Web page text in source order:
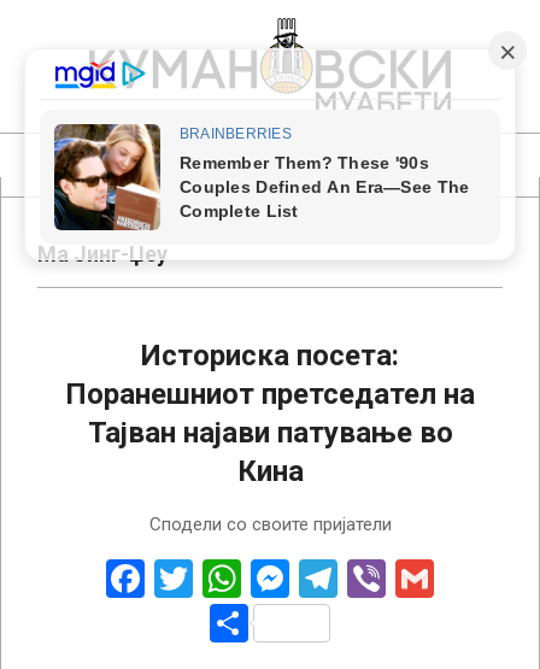
content
КУМАНОВСКИ
МУАБЕТИ
Primary
Navigation
MenuМа Јинг-Џеу
Историска посета:
Поранешниот претседател на
Тајван најави патување во
Кина
Сподели со своите пријатели
Facebook
Twitter
WhatsApp
Messenger
Telegram
Viber
Share